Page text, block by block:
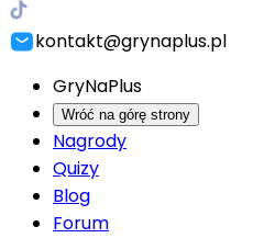
kontakt@grynaplus.pl
GryNaPlus
Wróć na górę strony
Nagrody
Quizy
Blog
Forum